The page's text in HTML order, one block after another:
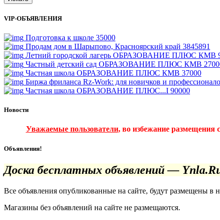
VIP-ОБЪЯВЛЕНИЯ
Подготовка к школе 35000
Продам дом в Шарыпово, Красноярский край 3845891
Летний городской лагерь ОБРАЗОВАНИЕ ПЛЮС КМВ
Частный детский сад ОБРАЗОВАНИЕ ПЛЮС КМВ
Частная школа ОБРАЗОВАНИЕ ПЛЮС КМВ 37000
Биржа фриланса Rz-Work: для новичков и
Частная школа ОБРАЗОВАНИЕ ПЛЮС...I 90000
Новости
Уважаемые пользователи, во избежание размещения
Объявления!
Доска бесплатных объявлений —
Все объявления опубликованные на сайте, будут размещены
Магазины без объявлений на сайте не размещаются.